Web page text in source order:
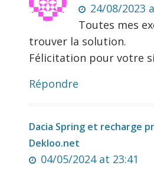
24/08/2023
Toutes mes
trouver la solution.
Félicitation pour votre
Répondre
Dacia Spring et recharge
Dekloo.net
04/05/2024 at 23:41